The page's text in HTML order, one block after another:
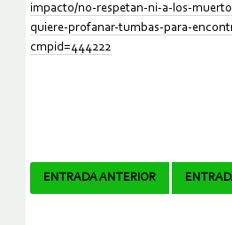
impacto/no-respetan-ni-a-los-
quiere-profanar-tumbas-para-
cmpid=444222
Navegador
ENTRADA ANTERIOR